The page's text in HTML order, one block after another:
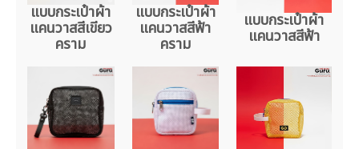
แบบกระเป๋าผ้า
แคนวาสสีเขียว
คราม
แบบกระเป๋าผ้า
แคนวาสสีฟ้า
คราม
แบบกระเป๋าผ้า
แคนวาสสีฟ้า